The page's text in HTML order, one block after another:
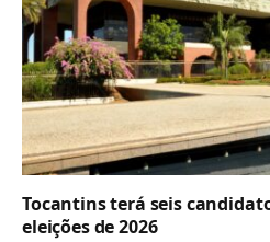
Tocantins terá seis
eleições de 2026